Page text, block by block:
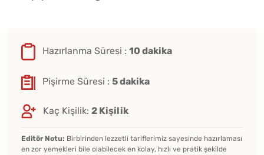
Hazırlanma Süresi : 10 dakika
Pişirme Süresi : 5 dakika
Kaç Kişilik: 2 Kişilik
Editör Notu: Birbirinden lezzetli tariflerimiz sayesinde hazırlaması
en zor yemekleri bile olabilecek en kolay, hızlı ve pratik şekilde